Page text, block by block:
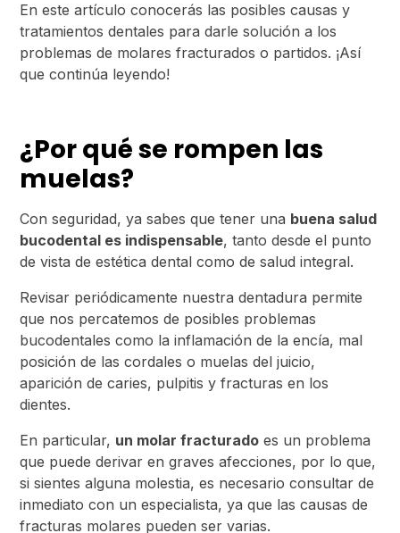
En este artículo conocerás las posibles causas y
tratamientos dentales para darle solución a los
problemas de molares fracturados o partidos. ¡Así
que continúa leyendo!
¿Por qué se rompen las
muelas?
Con seguridad, ya sabes que tener una buena salud
bucodental es indispensable, tanto desde el punto
de vista de estética dental como de salud integral.
Revisar periódicamente nuestra dentadura permite
que nos percatemos de posibles problemas
bucodentales como la inflamación de la encía, mal
posición de las cordales o muelas del juicio,
aparición de caries, pulpitis y fracturas en los
dientes.
En particular, un molar fracturado es un problema
que puede derivar en graves afecciones, por lo que,
si sientes alguna molestia, es necesario consultar de
inmediato con un especialista, ya que las causas de
fracturas molares pueden ser varias.